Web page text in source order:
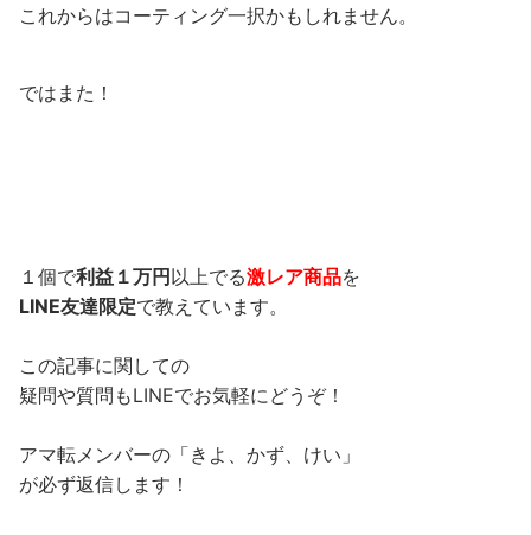
これからはコーティング一択かもしれません。
ではまた！
１個で利益１万円以上でる激レア商品を
LINE友達限定で教えています。
この記事に関しての
疑問や質問もLINEでお気軽にどうぞ！
アマ転メンバーの「きよ、かず、けい」
が必ず返信します！